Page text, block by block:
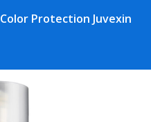
Protection Juvexin